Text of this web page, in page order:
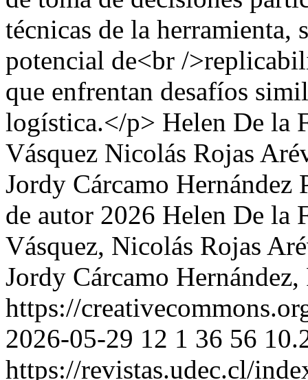
técnicas de la herramienta,
potencial de<br /
que enfrentan desafíos
logística.</p> Helen De la
Vásquez Nicolás Rojas
Jordy Cárcamo Hernández
de autor 2026 Helen De la
Vásquez, Nicolás Rojas
Jordy Cárcamo
https://
2026-05-29 12 1 36 56
https://revistas.udec.cl/